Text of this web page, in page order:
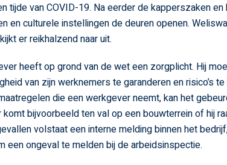
tijde van COVID-19. Na eerder de kapperszaken
en culturele instellingen de deuren openen.
er reikhalzend naar uit.
heeft op grond van de wet een zorgplicht. Hij
van zijn werknemers te garanderen en risico’s
die een werkgever neemt, kan het
bijvoorbeeld ten val op een bouwterrein of hij
volstaat een interne melding binnen het
een ongeval te melden bij de arbeidsinspectie.